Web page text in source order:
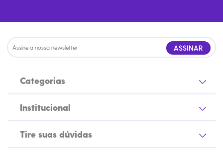
ASSINAR
Categorias
Institucional
Tire suas dúvidas